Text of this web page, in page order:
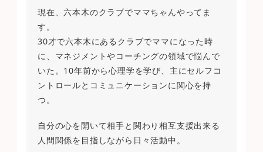
現在、六本木のクラブでママちゃんやってま
す。
30才で六本木にあるクラブでママになった時
に、マネジメントやコーチングの領域で悩んで
いた。10年前から心理学を学び、主にセルフコ
ントロールとコミュニケーションに関心を持
つ。
自分の心を開いて相手と関わり相互支援出来る
人間関係を目指しながら日々活動中。